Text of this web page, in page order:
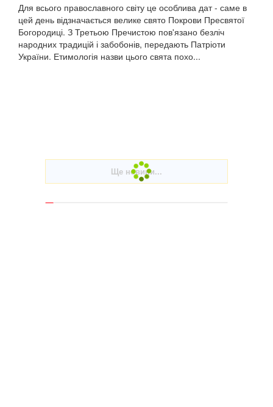
Для всього православного світу це особлива дат - саме в
цей день відзначається велике свято Покрови Пресвятої
Богородиці. З Третьою Пречистою пов'язано безліч
народних традицій і забобонів, передають Патріоти
України. Етимологія назви цього свята похо...